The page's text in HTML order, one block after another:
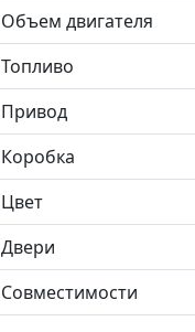
Объем двигателя
Топливо
Привод
Коробка
Цвет
Двери
Совместимости